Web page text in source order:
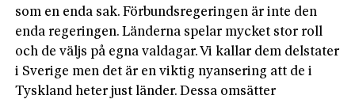
som en enda sak. Förbundsregeringen är inte den
enda regeringen. Länderna spelar mycket stor roll
och de väljs på egna valdagar. Vi kallar dem delstater
i Sverige men det är en viktig nyansering att de i
Tyskland heter just länder. Dessa omsätter